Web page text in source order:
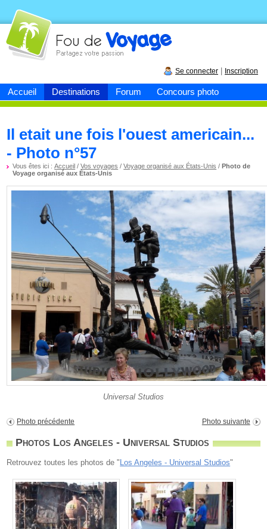
Accueil Destinations Forum Concours photo
Fou devoyage
Se connecter Inscription
Il etait une fois l'ouest americain...
- Photo n°57
Vous êtes ici :Accueil /Vos voyages /Voyage organisé aux États-Unis /Photo de
Voyage organisé aux États-Unis
Universal Studios
Photo précédente Photo suivante
Photos Los Angeles - Universal Studios
Retrouvez toutes les photos de " Los Angeles - Universal Studios"